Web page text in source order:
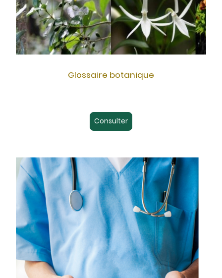
Glossaire botanique
Consulter